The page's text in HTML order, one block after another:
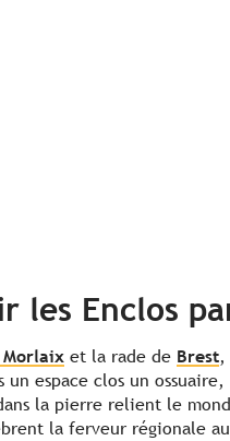
les Enclos
Morlaix et la rade de Brest,
un espace clos un
la pierre relient le
la ferveur régionale